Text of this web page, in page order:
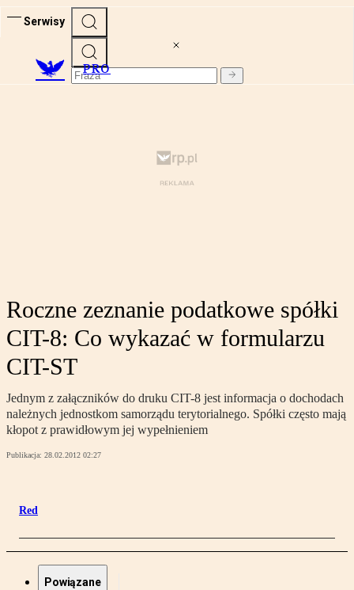
Serwisy
PRO
Roczne zeznanie podatkowe spółki
CIT-8: Co wykazać w formularzu
CIT-ST
Jednym z załączników do druku CIT-8 jest informacja o dochodach
należnych jednostkom samorządu terytorialnego. Spółki często mają
kłopot z prawidłowym jej wypełnieniem
Publikacja: 28.02.2012 02:27
Red
Powiązane